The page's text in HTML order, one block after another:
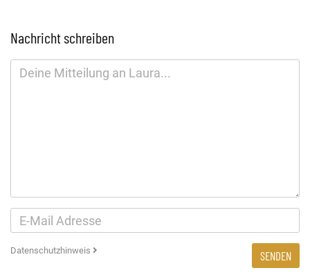
Nachricht schreiben
Datenschutzhinweis SENDEN